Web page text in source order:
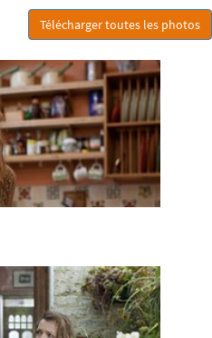
Télécharger toutes les photos